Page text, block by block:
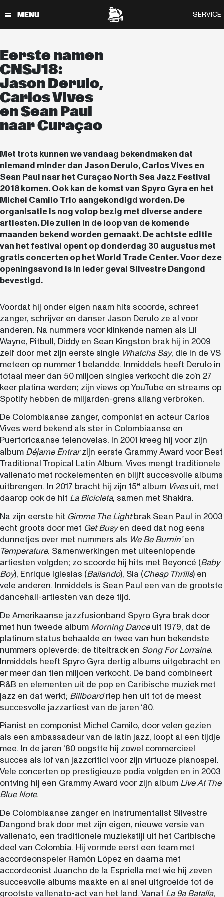
Eerste namen
CNSJ18:
Jason Derulo,
Carlos Vives
en Sean Paul
naar Curaçao
Met trots kunnen we vandaag bekendmaken dat
niemand minder dan Jason Derulo, Carlos Vives en
Sean Paul naar het Curaçao North Sea Jazz Festival
2018 komen. Ook kan de komst van Spyro Gyra en het
Michel Camilo Trio aangekondigd worden. De
organisatie is nog volop bezig met diverse andere
artiesten. Die zullen in de loop van de komende
maanden bekend worden gemaakt. De achtste editie
van het festival opent op donderdag 30 augustus met
gratis concerten op het World Trade Center. Voor deze
openingsavond is in ieder geval Silvestre Dangond
bevestigd.
Voordat hij onder eigen naam hits scoorde, schreef
zanger, schrijver en danser Jason Derulo ze al voor
anderen. Na nummers voor klinkende namen als Lil
Wayne, Pitbull, Diddy en Sean Kingston brak hij in 2009
zelf door met zijn eerste single Whatcha Say, die in de VS
meteen op nummer 1 belandde. Inmiddels heeft Derulo in
totaal meer dan 50 miljoen singles verkocht die zo’n 27
keer platina werden; zijn views op YouTube en streams op
Spotify hebben de miljarden-grens allang verbroken.
De Colombiaanse zanger, componist en acteur Carlos
Vives werd bekend als ster in Colombiaanse en
Puertoricaanse telenovelas. In 2001 kreeg hij voor zijn
album Déjame Entrarzijn eerste Grammy Award voor Best
Traditional Tropical Latin Album. Vives mengt traditionele
vallenato met rockelementen en blijft succesvolle albums
uitbrengen. In 2017 bracht hij zijn 15e album Vivesuit, met
daarop ook de hit La Bicicleta, samen met Shakira.
Na zijn eerste hit Gimme The Lightbrak Sean Paul in 2003
echt groots door met Get Busyen deed dat nog eens
dunnetjes over met nummers als We Be Burnin’en
Temperature. Samenwerkingen met uiteenlopende
artiesten volgden; zo scoorde hij hits met Beyoncé (Baby
Boy), Enrique Iglesias (Bailando), Sia (Cheap Thrills) en
vele anderen. Inmiddels is Sean Paul een van de grootste
dancehall-artiesten van deze tijd.
De Amerikaanse jazzfusionband Spyro Gyra brak door
met hun tweede album Morning Danceuit 1979, dat de
platinum status behaalde en twee van hun bekendste
nummers opleverde: de titeltrack en Song For Lorraine.
Inmiddels heeft Spyro Gyra dertig albums uitgebracht en
er meer dan tien miljoen verkocht. De band combineert
R&B en elementen uit de pop en Caribische muziek met
jazz en dat werkt; Billboardriep hen uit tot de meest
succesvolle jazzartiest van de jaren ‘80.
Pianist en componist Michel Camilo, door velen gezien
als een ambassadeur van de latin jazz, loopt al een tijdje
mee. In de jaren ‘80 oogstte hij zowel commercieel
succes als lof van jazzcritici voor zijn virtuoze pianospel.
Vele concerten op prestigieuze podia volgden en in 2003
ontving hij een Grammy Award voor zijn album Live At The
Blue Note.
De Colombiaanse zanger en instrumentalist Silvestre
Dangond brak door met zijn eigen, nieuwe versie van
vallenato, een traditionele muziekstijl uit het Caribische
deel van Colombia. Hij vormde eerst een team met
accordeonspeler Ramón López en daarna met
accordeonist Juancho de la Espriella met wie hij zeven
succesvolle albums maakte en al snel uitgroeide tot de
grootste vallenato-act van het land. Vanaf La 9a Batalla,